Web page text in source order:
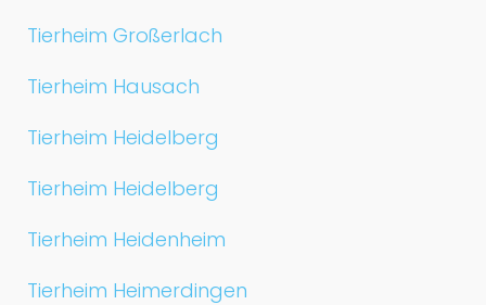
Tierheim Großerlach
Tierheim Hausach
Tierheim Heidelberg
Tierheim Heidelberg
Tierheim Heidenheim
Tierheim Heimerdingen